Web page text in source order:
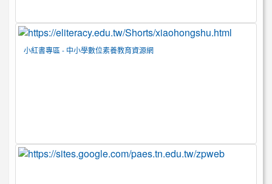
小紅書專區 - 中小學數位素養教育資源網